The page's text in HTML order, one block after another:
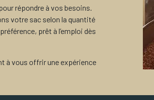
répondre à vos besoins.
votre sac selon la quantité
prêt à l’emploi dès
à vous offrir une expérience